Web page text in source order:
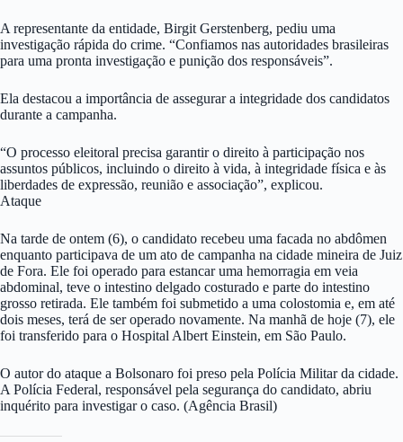
A representante da entidade, Birgit Gerstenberg, pediu uma
investigação rápida do crime. “Confiamos nas autoridades brasileiras
para uma pronta investigação e punição dos responsáveis”.
Ela destacou a importância de assegurar a integridade dos candidatos
durante a campanha.
“O processo eleitoral precisa garantir o direito à participação nos
assuntos públicos, incluindo o direito à vida, à integridade física e às
liberdades de expressão, reunião e associação”, explicou.
Ataque
Na tarde de ontem (6), o candidato recebeu uma facada no abdômen
enquanto participava de um ato de campanha na cidade mineira de Juiz
de Fora. Ele foi operado para estancar uma hemorragia em veia
abdominal, teve o intestino delgado costurado e parte do intestino
grosso retirada. Ele também foi submetido a uma colostomia e, em até
dois meses, terá de ser operado novamente. Na manhã de hoje (7), ele
foi transferido para o Hospital Albert Einstein, em São Paulo.
O autor do ataque a Bolsonaro foi preso pela Polícia Militar da cidade.
A Polícia Federal, responsável pela segurança do candidato, abriu
inquérito para investigar o caso. (Agência Brasil)